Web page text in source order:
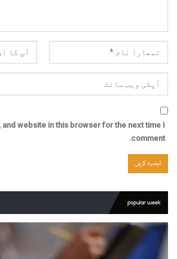
and website in this browser for the next time I
comment.
popular week